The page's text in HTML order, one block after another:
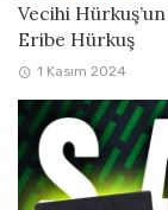
Vecihi
Eribe Hürkuş
1 Kasım 2024